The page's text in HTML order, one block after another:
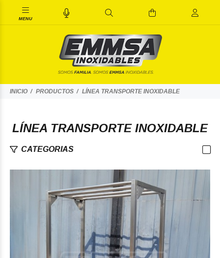
INICIO PRODUCTOS LÍNEA TRANSPORTE INOXIDABLE
LÍNEA TRANSPORTE INOXIDABLE
CATEGORIAS